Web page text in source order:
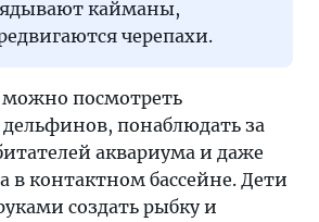
кайманы,
черепахи.
посмотреть
дельфинов, понаблюдать за
аквариума и даже
в контактном бассейне. Дети
создать рыбку и